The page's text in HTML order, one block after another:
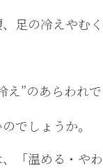
足の冷えやむ
”のあらわれで
でしょうか。
「温める・や